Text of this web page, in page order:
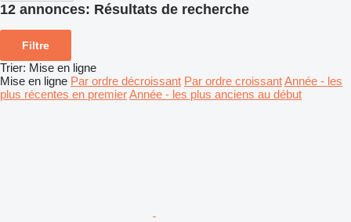
12 annonces: Résultats de recherche
Filtre
Trier: Mise en ligne
Mise en ligne Par ordre décroissant Par ordre croissantAnnée - les
plus récentes en premierAnnée - les plus anciens au début